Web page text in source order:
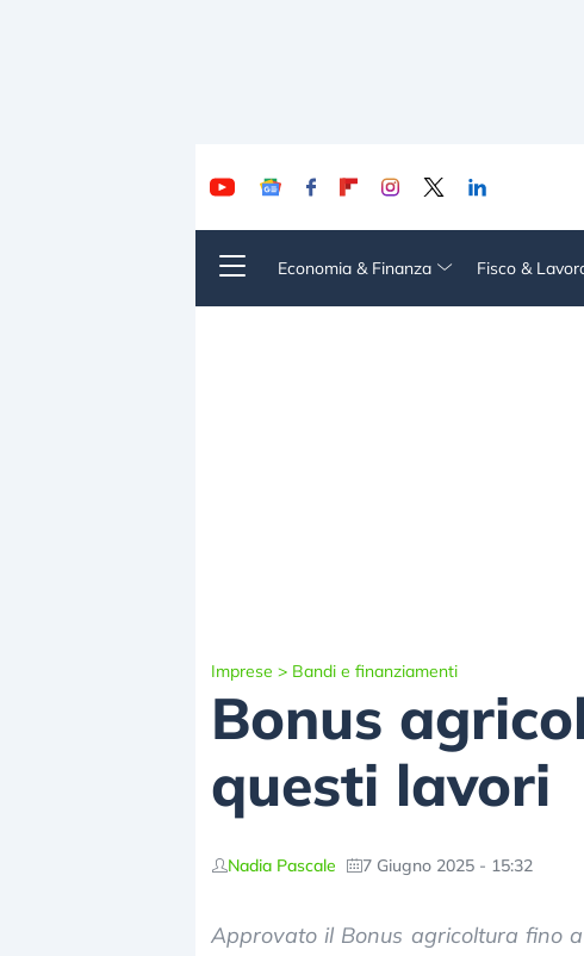
Economia & Finanza Fisco &
Imprese > Bandi e finanziamenti
Bonus
questi lavori
Nadia Pascale 7 Giugno 2025 - 15:32
Approvato il Bonus agricoltura fino